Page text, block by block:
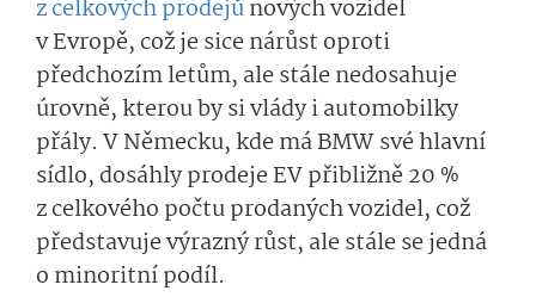
z celkových prodejůnových vozidel
v Evropě, což je sice nárůst oproti
předchozím letům, ale stále nedosahuje
úrovně, kterou by si vlády i automobilky
přály. V Německu, kde má BMW své hlavní
sídlo, dosáhly prodeje EV přibližně 20 %
z celkového počtu prodaných vozidel, což
představuje výrazný růst, ale stále se jedná
o minoritní podíl.